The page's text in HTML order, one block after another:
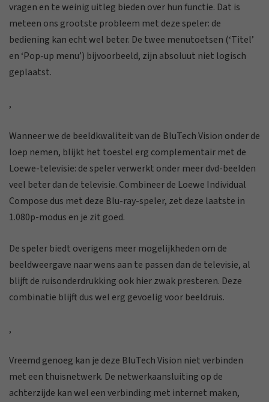
vragen en te weinig uitleg bieden over hun functie. Dat is
meteen ons grootste probleem met deze speler: de
bediening kan echt wel beter. De twee menutoetsen (‘Titel’
en ‘Pop-up menu’) bijvoorbeeld, zijn absoluut niet logisch
geplaatst.
,
Wanneer we de beeldkwaliteit van de BluTech Vision onder de
loep nemen, blijkt het toestel erg complementair met de
Loewe-televisie: de speler verwerkt onder meer dvd-beelden
veel beter dan de televisie. Combineer de Loewe Individual
Compose dus met deze Blu-ray-speler, zet deze laatste in
1.080p-modus en je zit goed.
De speler biedt overigens meer mogelijkheden om de
beeldweergave naar wens aan te passen dan de televisie, al
blijft de ruisonderdrukking ook hier zwak presteren. Deze
combinatie blijft dus wel erg gevoelig voor beeldruis.
,
Vreemd genoeg kan je deze BluTech Vision niet verbinden
met een thuisnetwerk. De netwerkaansluiting op de
achterzijde kan wel een verbinding met internet maken,